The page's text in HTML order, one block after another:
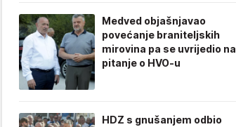
Medved objašnjavao
povećanje braniteljskih
mirovina pa se uvrijedio na
pitanje o HVO-u
HDZ s gnušanjem odbio